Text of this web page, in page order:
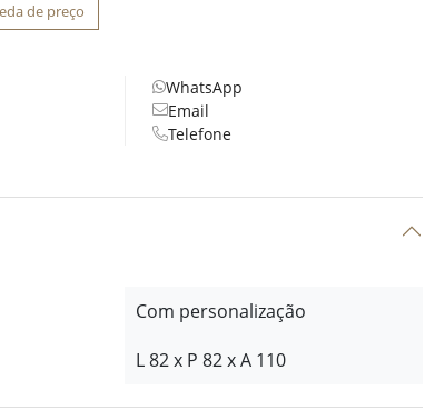
de preço
WhatsApp
Email
Telefone
Com personalização
L 82 x P 82 x A 110